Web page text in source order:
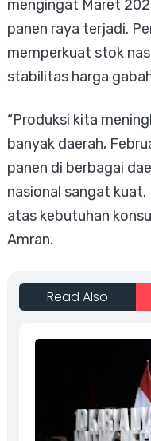
mengingat Maret
panen raya terjadi.
memperkuat stok
stabilitas harga
“Produksi kita
banyak daerah,
panen di berbagai
nasional sangat
atas kebutuhan
Amran.
Read Also